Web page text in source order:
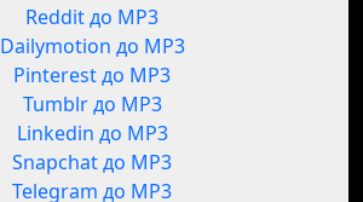
Reddit до MP3
Dailymotion до MP3
Pinterest до MP3
Tumblr до MP3
Linkedin до MP3
Snapchat до MP3
Telegram до MP3